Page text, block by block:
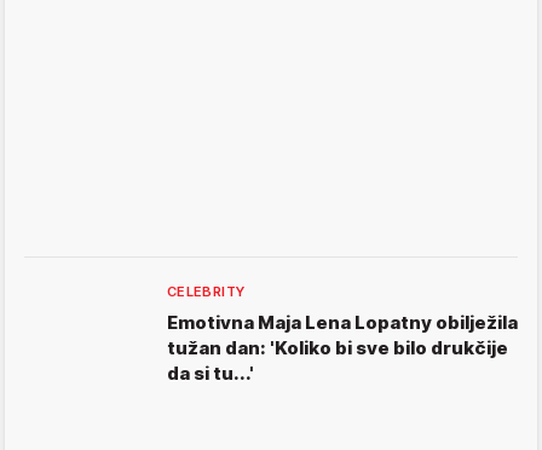
CELEBRITY
Emotivna Maja Lena Lopatny obilježila
tužan dan: 'Koliko bi sve bilo drukčije
da si tu...'